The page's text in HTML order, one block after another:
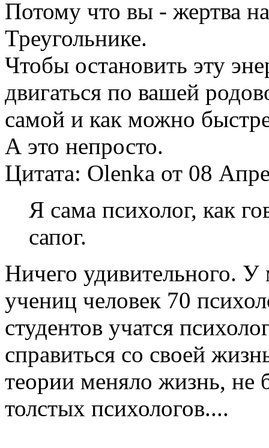
Потому что вы - жертва
Треугольнике.
Чтобы остановить эту
двигаться по вашей
самой и как можно
А это непросто.
Цитата: Olenka от 08
Я сама психолог, как
сапог.
Ничего удивительного. У
учениц человек 70
студентов учатся
справиться со своей
теории меняло жизнь, не
толстых психологов....